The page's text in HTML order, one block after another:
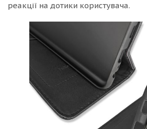
реакції на дотики користувача.